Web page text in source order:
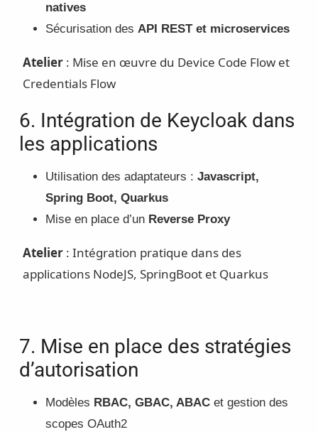
natives
Sécurisation des API REST et microservices
Atelier: Mise en œuvre du Device Code Flow et
Credentials Flow
6. Intégration de Keycloak dans
les applications
Utilisation des adaptateurs : Javascript,
Spring Boot, Quarkus
Mise en place d’un Reverse Proxy
Atelier: Intégration pratique dans des
applications NodeJS, SpringBoot et Quarkus
7. Mise en place des stratégies
d’autorisation
Modèles RBAC, GBAC, ABACet gestion des
scopes OAuth2